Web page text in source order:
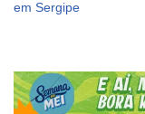
em Sergipe